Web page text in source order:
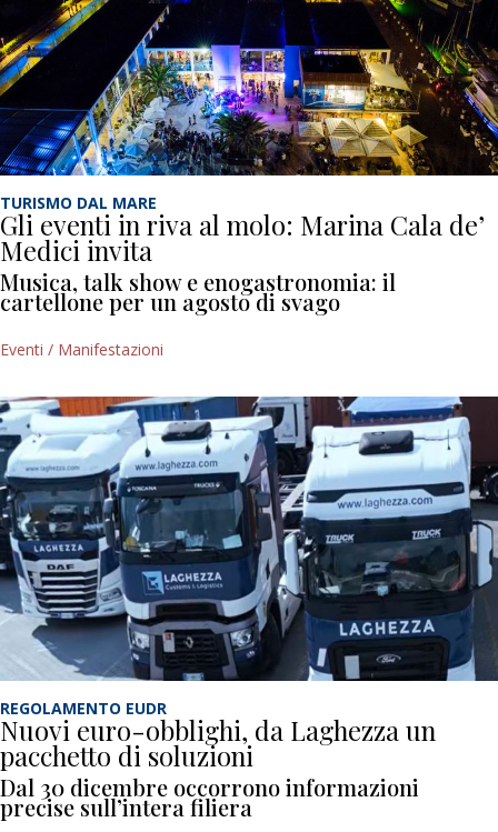
TURISMO DAL MARE
Gli eventi in riva al molo: Marina Cala de’
Medici invita
Musica, talk show e enogastronomia: il
cartellone per un agosto di svago
Eventi / Manifestazioni
REGOLAMENTO EUDR
Nuovi euro-obblighi, da Laghezza un
pacchetto di soluzioni
Dal 30 dicembre occorrono informazioni
precise sull’intera filiera